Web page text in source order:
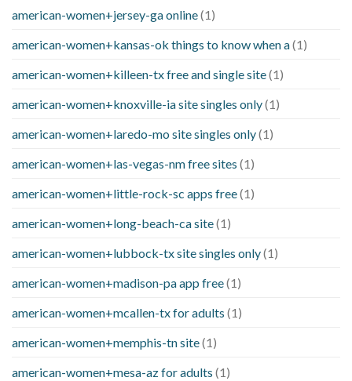
american-women+jersey-ga online(1)
american-women+kansas-ok things to know when a(1)
american-women+killeen-tx free and single site(1)
american-women+knoxville-ia site singles only(1)
american-women+laredo-mo site singles only(1)
american-women+las-vegas-nm free sites (1)
american-women+little-rock-sc apps free(1)
american-women+long-beach-ca site(1)
american-women+lubbock-tx site singles only(1)
american-women+madison-pa app free(1)
american-women+mcallen-tx for adults (1)
american-women+memphis-tn site(1)
american-women+mesa-az for adults (1)